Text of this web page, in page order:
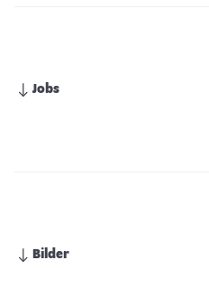
Jobs
Bilder